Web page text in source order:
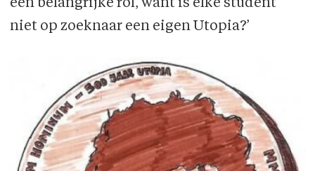
een belangrijke rol, want is elke student
niet op zoeknaar een eigen Utopia?’